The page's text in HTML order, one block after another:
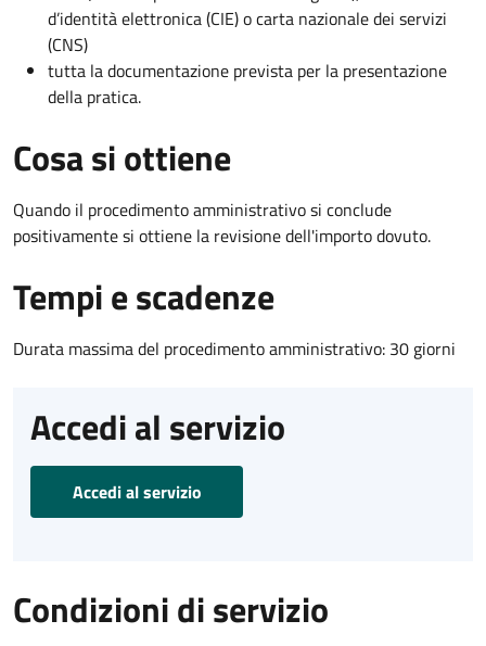
d’identità elettronica (CIE) o carta nazionale dei servizi
(CNS)
tutta la documentazione prevista per la presentazione
della pratica.
Cosa si ottiene
Quando il procedimento amministrativo si conclude
positivamente si ottiene la revisione dell'importo dovuto.
Tempi e scadenze
Durata massima del procedimento amministrativo: 30 giorni
Accedi al servizio
Accedi al servizio
Condizioni di servizio